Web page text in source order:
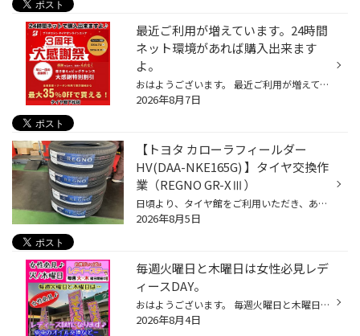
最近ご利用が増えています。24時間
ネット環境があれば購入出来ます
よ。
おはようございます。 最近ご利用が増えているブリヂストン タイヤオンラインストア 24時間ネット環境があれば購入出来ますよ。 クーラーの効いた自宅の部屋からタイヤが購入出来ますよ。 タイヤを選んで…取り付け予定日など入力するだけですよ。 魅力満載なので是非ご利用して下さいね。 ブリヂス...
2026年8月7日
【トヨタ カローラフィールダー
HV(DAA-NKE165G) 】タイヤ交換作
業（REGNO GR-XⅢ）
日頃より、タイヤ館をご利用いただき、ありがとうございます。 さて、当店と同じチェーン店の近隣タイヤ館店舗で作業いたしましたタイヤ交換をご紹介します。 （WEB掲載をご快諾いただきましたお客様！大変感謝しております。 いつもご愛顧いただき誠にありがとうございます！！） おクルマ：トヨタ...
2026年8月5日
毎週火曜日と木曜日は女性必見レデ
ィースDAY。
おはようございます。 毎週火曜日と木曜日は女性必見〜レディースDAYになります。 毎週火曜日と木曜日は…女性必見のレディースDAYになります♪ オイル交換など愛車のメンテナンス気軽にお声掛け下さいね！ 現在エンジンオイル価格も高騰中…そんなあなたにメンテナンスパックをおすすめします♪ ちょっ...
2026年8月4日